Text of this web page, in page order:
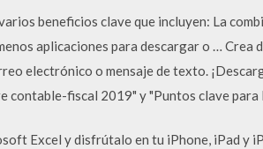
beneficios clave que incluyen: La
aplicaciones para descargar o … Crea
electrónico o mensaje de texto.
contable-fiscal 2019" y "Puntos clave
Excel y disfrútalo en tu iPhone, iPad y